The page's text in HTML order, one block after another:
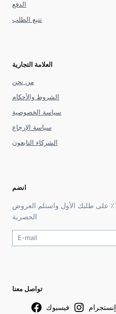
الدفع
تتبع الطلب
العلامة التجارية
من نحن
الشروط والأحكام
سياسة الخصوصية
سياسة الإرجاع
الشركاء التابعون
انضم
اشترك للحصول على خصم 10٪ على طلبك الأول واستلم العروض
الحصرية
تواصل معنا
فيسبوك إنستجرام